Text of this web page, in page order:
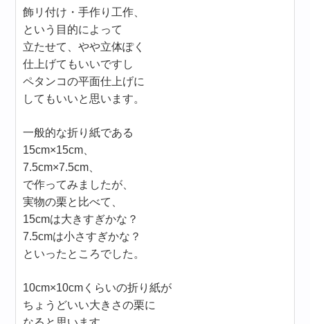
飾リ付け・手作り工作、
という目的によって
立たせて、やや立体ぽく
仕上げてもいいですし
ペタンコの平面仕上げに
してもいいと思います。
一般的な折り紙である
15cm×15cm、
7.5cm×7.5cm、
で作ってみましたが、
実物の栗と比べて、
15cmは大きすぎかな？
7.5cmは小さすぎかな？
といったところでした。
10cm×10cmくらいの折り紙が
ちょうどいい大きさの栗に